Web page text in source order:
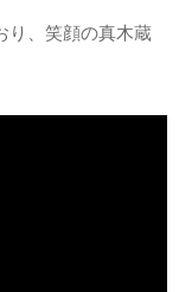
り、笑顔の真木蔵